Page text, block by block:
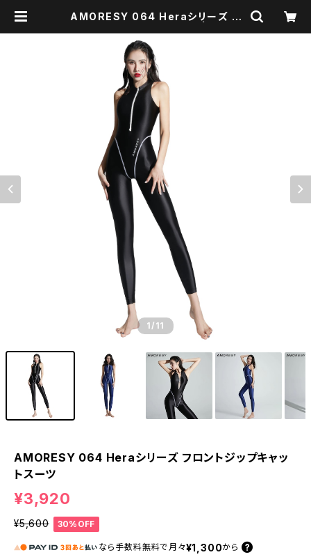
AMORESY 064 Heraシリーズ フ
opper -BASE店-
1 /11
AMORESY 064 Heraシリーズ フロントジップキャッ
トスーツ
¥3,920
¥5,600 30%OFF
なら 手数料無料で 月々¥1,300から